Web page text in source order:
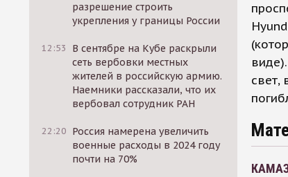
разрешение строить
укрепления у границы России
12:53
В сентябре на Кубе раскрыли
сеть вербовки местных
жителей в российскую армию.
Наемники рассказали, что их
вербовал сотрудник РАН
22:20 Россия намерена увеличить
военные расходы в 2024 году
почти на 70%
свет,
КАМАЗ